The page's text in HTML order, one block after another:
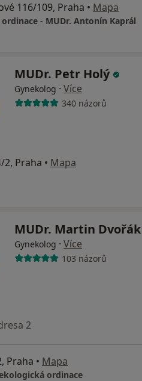
116/109, Praha • Mapa
- MUDr. Antonín Kaprál
MUDr. Petr Holý
Gynekolog · Více
340 názorů
2, Praha • Mapa
MUDr. Martin Dvořák
Gynekolog · Více
103 názorů
2
Praha • Mapa
ordinace